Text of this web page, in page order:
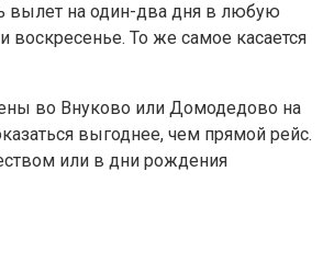
вылет на один-два дня в любую
воскресенье. То же самое касается
во Внуково или Домодедово на
выгоднее, чем прямой рейс.
или в дни рождения